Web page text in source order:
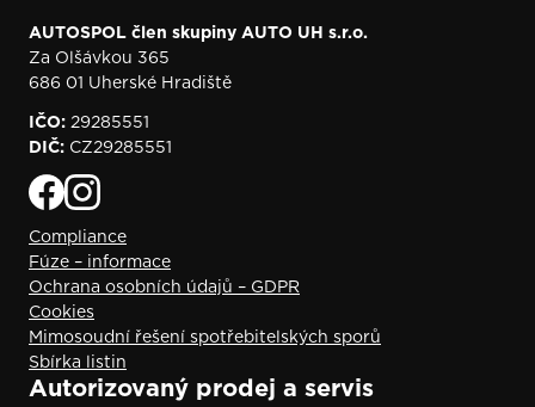
AUTOSPOL člen skupiny AUTO UH s.r.o.
Za Olšávkou 365
686 01 Uherské Hradiště
IČO: 29285551
DIČ: CZ29285551
Compliance
Fúze – informace
Ochrana osobních údajů – GDPR
Cookies
Mimosoudní řešení spotřebitelských sporů
Sbírka listin
Autorizovaný prodej a servis